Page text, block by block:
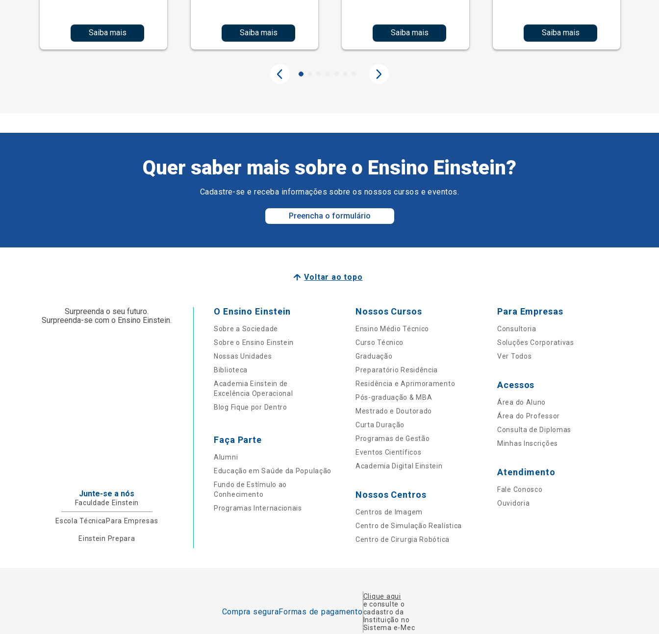
Saiba mais Saiba mais Saiba mais Saiba mais
Quer saber mais sobre o Ensino Einstein?
Cadastre-se e receba informações sobre os nossos cursos e eventos.
Preencha o formulário
Voltar ao topo
Surpreenda o seu futuro.
Surpreenda-se com o Ensino Einstein.
Junte-se a nós
Faculdade Einstein
Escola Técnica Para Empresas
Einstein Prepara
O Ensino Einstein
Sobre a Sociedade
Sobre o Ensino Einstein
Nossas Unidades
Biblioteca
Academia Einstein de
Excelência Operacional
Blog Fique por Dentro
Faça Parte
Alumni
Educação em Saúde da População
Fundo de Estímulo ao
Conhecimento
Programas Internacionais
Nossos Cursos
Ensino Médio Técnico
Curso Técnico
Graduação
Preparatório Residência
Residência e Aprimoramento
Pós-graduação & MBA
Mestrado e Doutorado
Curta Duração
Programas de Gestão
Eventos Científicos
Academia Digital Einstein
Nossos Centros
Centros de Imagem
Centro de Simulação Realística
Centro de Cirurgia Robótica
Para Empresas
Consultoria
Soluções Corporativas
Ver Todos
Acessos
Área do Aluno
Área do Professor
Consulta de Diplomas
Minhas Inscrições
Atendimento
Fale Conosco
Ouvidoria
Compra seguraFormas de pagamento
Clique aqui
e consulte o
cadastro da
Instituição no
Sistema e-Mec